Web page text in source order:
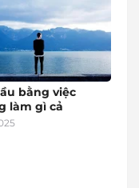
bằng việc
làm gì cả